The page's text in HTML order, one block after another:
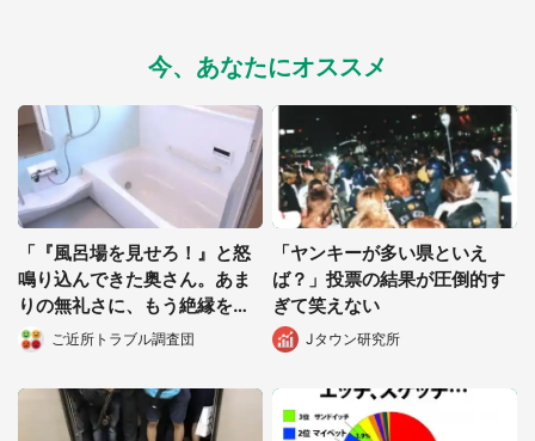
都道府選択
今、あなたにオススメ
「『風呂場を見せろ！』と怒
鳴り込んできた奥さん。あま
りの無礼さに、もう絶縁を決
めました」（都道府県不明・
女性）
ご近所トラブル調査団
「ヤンキーが多い県といえ
ば？」投票の結果が圧倒的す
ぎて笑えない
Jタウン研究所